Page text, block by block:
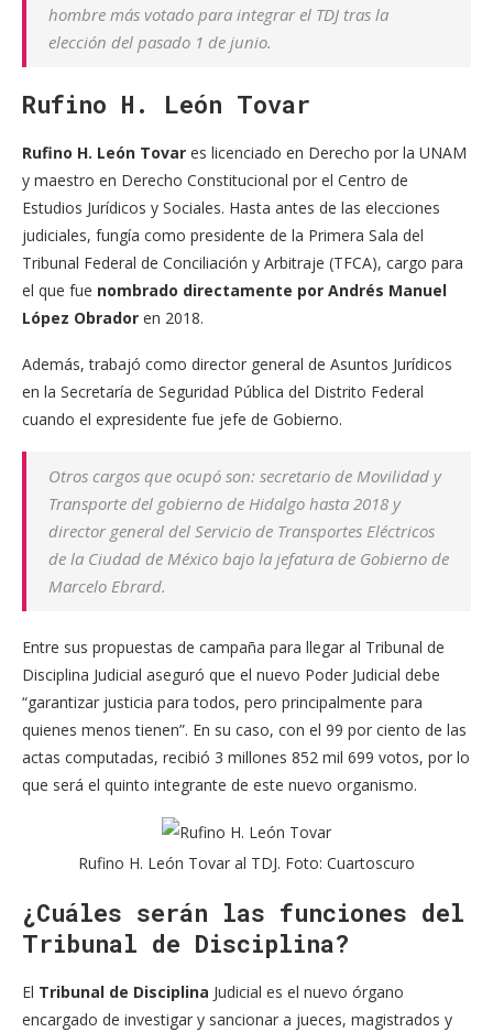
hombre más votado para integrar el TDJ tras la
elección del pasado 1 de junio.
Rufino H. León Tovar
Rufino H. León Tovar es licenciado en Derecho por la UNAM
y maestro en Derecho Constitucional por el Centro de
Estudios Jurídicos y Sociales. Hasta antes de las elecciones
judiciales, fungía como presidente de la Primera Sala del
Tribunal Federal de Conciliación y Arbitraje (TFCA), cargo para
el que fue nombrado directamente por Andrés Manuel
López Obrador en 2018.
Además, trabajó como director general de Asuntos Jurídicos
en la Secretaría de Seguridad Pública del Distrito Federal
cuando el expresidente fue jefe de Gobierno.
Otros cargos que ocupó son: secretario de Movilidad y
Transporte del gobierno de Hidalgo hasta 2018 y
director general del Servicio de Transportes Eléctricos
de la Ciudad de México bajo la jefatura de Gobierno de
Marcelo Ebrard.
Entre sus propuestas de campaña para llegar al Tribunal de
Disciplina Judicial aseguró que el nuevo Poder Judicial debe
“garantizar justicia para todos, pero principalmente para
quienes menos tienen”. En su caso, con el 99 por ciento de las
actas computadas, recibió 3 millones 852 mil 699 votos, por lo
que será el quinto integrante de este nuevo organismo.
Rufino H. León Tovar al TDJ. Foto: Cuartoscuro
¿Cuáles serán las funciones del
Tribunal de Disciplina?
El Tribunal de Disciplina Judicial es el nuevo órgano
encargado de investigar y sancionar a jueces, magistrados y